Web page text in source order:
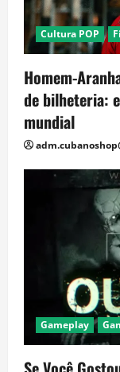
Cultura POP
Homem-
de bilheteria:
mundial
Gameplay